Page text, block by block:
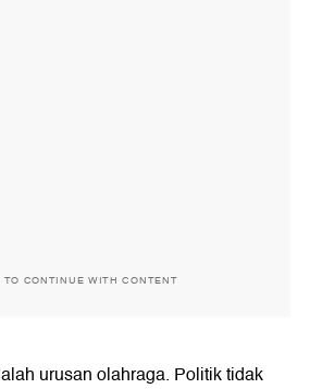
TO CONTINUE WITH CONTENT
urusan olahraga. Politik tidak